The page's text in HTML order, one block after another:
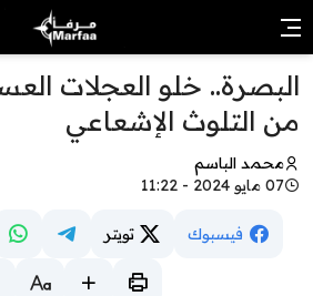
البصرة.. خلو العجلات
من التلوث الإشعاعي
محمد الباسم
07 مايو 2024 - 11:22
فيسبوك تويتر